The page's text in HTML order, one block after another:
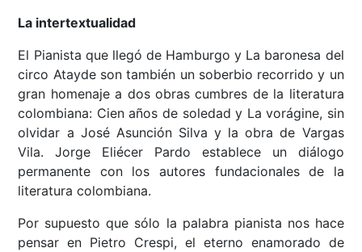
La intertextualidad
El Pianista que llegó de Hamburgo y La baronesa del
circo Atayde son también un soberbio recorrido y un
gran homenaje a dos obras cumbres de la literatura
colombiana: Cien años de soledad y La vorágine, sin
olvidar a José Asunción Silva y la obra de Vargas
Vila. Jorge Eliécer Pardo establece un diálogo
permanente con los autores fundacionales de la
literatura colombiana.
Por supuesto que sólo la palabra pianista nos hace
pensar en Pietro Crespi, el eterno enamorado de